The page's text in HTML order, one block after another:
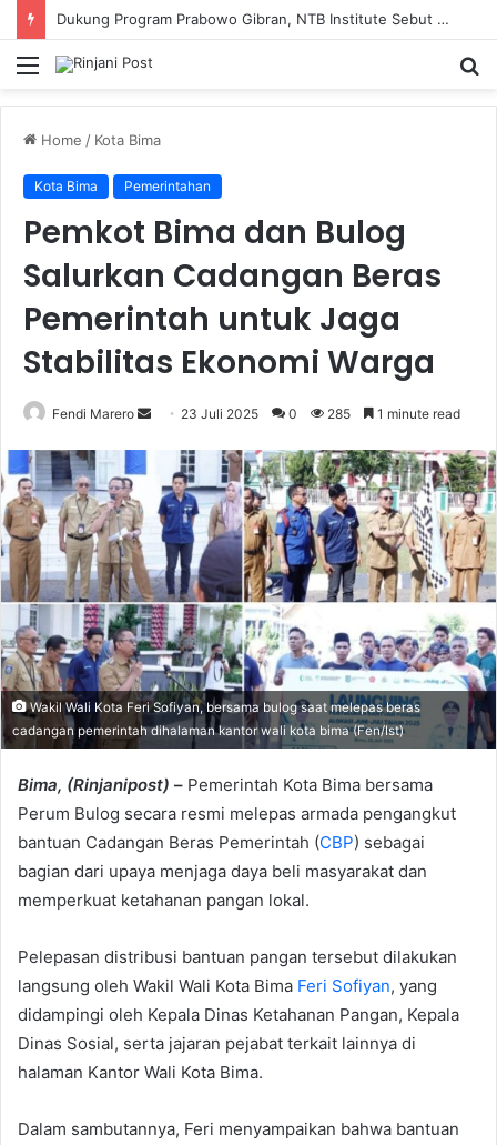
Dukung Program Prabowo Gibran, NTB Institute Sebut MBG dan Kopdes Solusi Percepatan Pembangunan Daerah 3T
Menu
Home / Kota Bima
Kota Bima Pemerintahan
Pemkot Bima dan Bulog
Salurkan Cadangan Beras
Pemerintah untuk Jaga
Stabilitas Ekonomi Warga
Fendi Marero
Send
email
23 Juli 2025 0 285 1 minute read
Wakil Wali Kota Feri Sofiyan, bersama bulog saat melepas beras
cadangan pemerintah dihalaman kantor wali kota bima (Fen/Ist)
Bima, (Rinjanipost) – Pemerintah Kota Bima bersama
Perum Bulog secara resmi melepas armada pengangkut
bantuan Cadangan Beras Pemerintah (CBP) sebagai
bagian dari upaya menjaga daya beli masyarakat dan
memperkuat ketahanan pangan lokal.
Pelepasan distribusi bantuan pangan tersebut dilakukan
langsung oleh Wakil Wali Kota Bima Feri Sofiyan, yang
didampingi oleh Kepala Dinas Ketahanan Pangan, Kepala
Dinas Sosial, serta jajaran pejabat terkait lainnya di
halaman Kantor Wali Kota Bima.
Dalam sambutannya, Feri menyampaikan bahwa bantuan